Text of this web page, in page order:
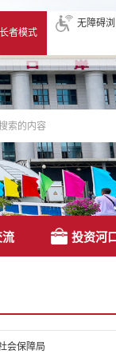
长者模式
无障碍
投资河
会保障局